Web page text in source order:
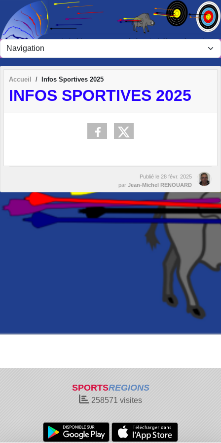
Accueil Infos Sportives 2025
INFOS SPORTIVES 2025
Publié le 28 févr. 2025
par Jean-Michel RENOUARD
SPORTSREGIONS
258571 visites
Panneau de gestion des cookies